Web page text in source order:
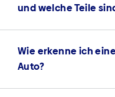
und welche Teile
Wie erkenne ich
Auto?